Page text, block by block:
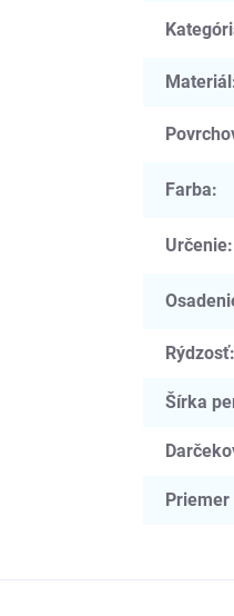
Materiál
Farba:
Určenie:
Rýdzosť:
Šírka
Priemer